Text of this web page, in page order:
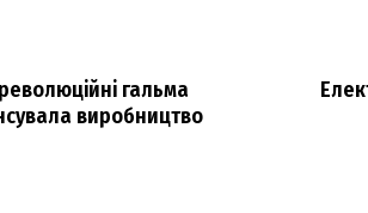
гальма
виробництво